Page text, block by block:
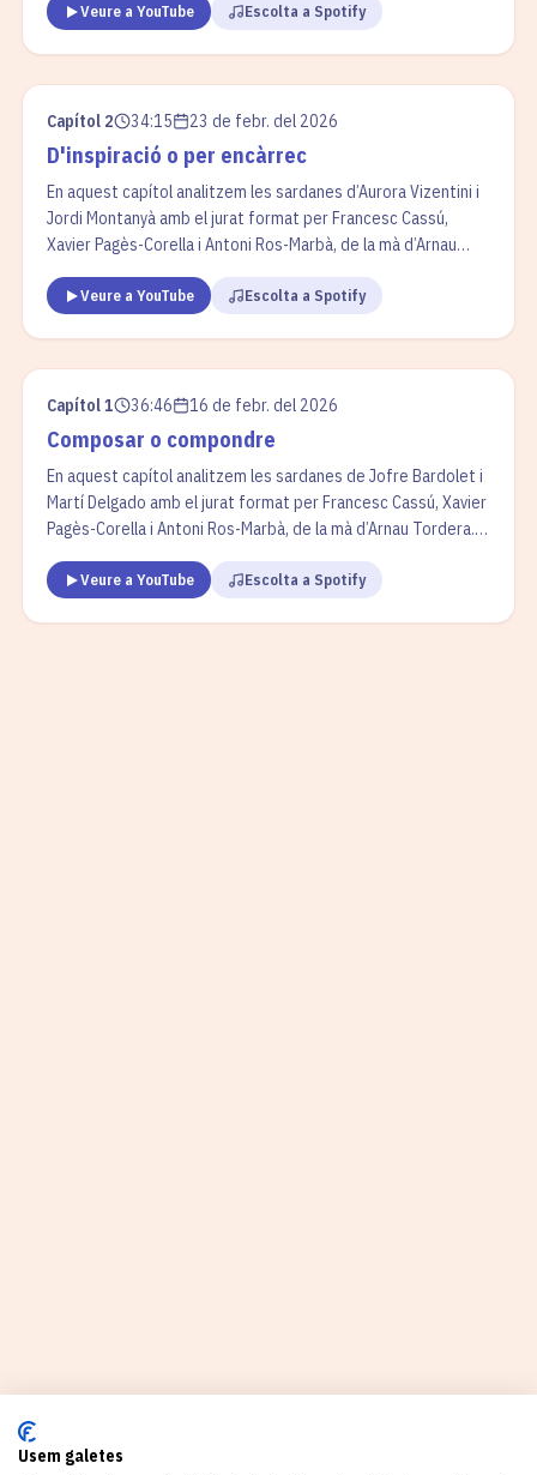
reflexionem sobre les perspectives de futur dels
Veure a YouTube Escolta a Spotify
Capítol 2 34:15 23 de febr. del 2026
D'inspiració o per encàrrec
En aquest capítol analitzem les sardanes d’Aurora Vizentini i
Jordi Montanyà amb el jurat format per Francesc Cassú,
Xavier Pagès-Corella i Antoni Ros-Marbà, de la mà d’Arnau
tenora. A “L’interludi”, reflexionem sobre com es posa títol a
Veure a YouTube Escolta a Spotify
Capítol 1 36:46 16 de febr. del 2026
Composar o compondre
En aquest capítol analitzem les sardanes de Jofre Bardolet i
Martí Delgado amb el jurat format per Francesc Cassú, Xavier
Pagès-Corella i Antoni Ros-Marbà, de la mà d’Arnau Tordera.
tamborí. A “L’interludi”, reflexionem sobre el procés de
Veure a YouTube Escolta a Spotify
Usem galetes